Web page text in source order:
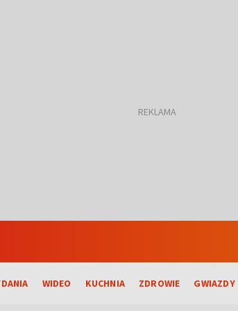
WIDEO KUCHNIA ZDROWIE GWIAZDY